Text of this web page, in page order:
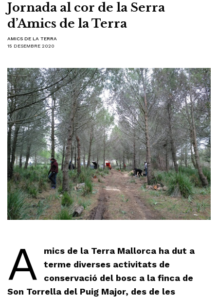
Jornada al cor de la Serra
d’Amics de la Terra
AMICS DE LA TERRA
15 DESEMBRE 2020
A
mics de la Terra Mallorca ha dut a
terme diverses activitats de
conservació del bosc a la finca de
Son Torrella del Puig Major, des de les